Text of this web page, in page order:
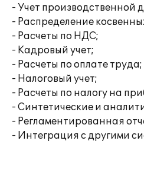
- Учет производственной
- Распределение
- Расчеты по НДС;
- Кадровый учет;
- Расчеты по оплате труда;
- Налоговый учет;
- Расчеты по налогу на
- Синтетические и
- Регламентированная
- Интеграция с другими